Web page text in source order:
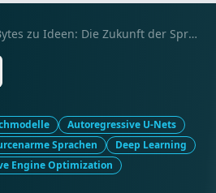
Von Bytes zu Ideen: Die Zukunft der Sprachmodellierung mit autoregressiven U-Nets
Autoregressive U-Nets
Sprachen
Deep Learning
Engine Optimization